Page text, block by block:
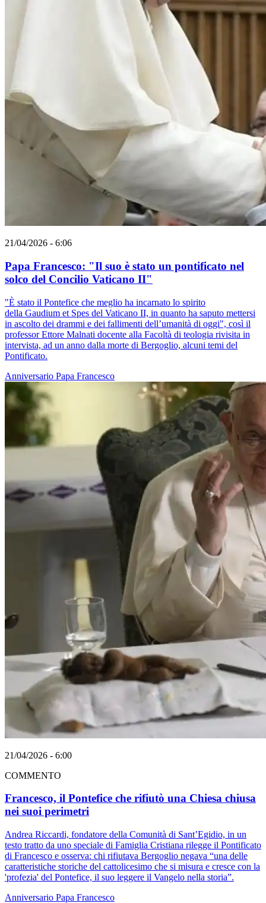
21/04/2026 - 6:06
Papa Francesco: "Il suo è stato un pontificato nel
solco del Concilio Vaticano II"
"È stato il Pontefice che meglio ha incarnato lo spirito
della Gaudium et Spes del Vaticano II, in quanto ha saputo mettersi
in ascolto dei drammi e dei fallimenti dell’umanità di oggi", così il
professor Ettore Malnati docente alla Facoltà di teologia rivisita in
intervista, ad un anno dalla morte di Bergoglio, alcuni temi del
Pontificato.
Anniversario Papa Francesco
21/04/2026 - 6:00
COMMENTO
Francesco, il Pontefice che rifiutò una Chiesa chiusa
nei suoi perimetri
Andrea Riccardi, fondatore della Comunità di Sant’Egidio, in un
testo tratto da uno speciale di Famiglia Cristiana rilegge il Pontificato
di Francesco e osserva: chi rifiutava Bergoglio negava “una delle
caratteristiche storiche del cattolicesimo che si misura e cresce con la
'profezia' del Pontefice, il suo leggere il Vangelo nella storia”.
Anniversario Papa Francesco